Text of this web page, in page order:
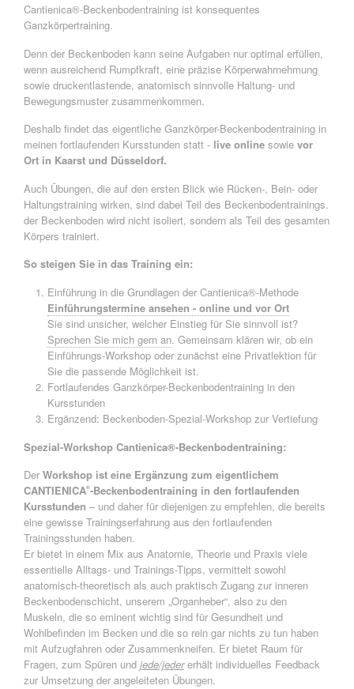
Cantienica®-Beckenbodentraining ist konsequentes
Ganzkörpertraining.
Denn der Beckenboden kann seine Aufgaben nur optimal erfüllen,
wenn ausreichend Rumpfkraft, eine präzise Körperwahrnehmung
sowie druckentlastende, anatomisch sinnvolle Haltung- und
Bewegungsmuster zusammenkommen.
Deshalb findet das eigentliche Ganzkörper-Beckenbodentraining in
meinen fortlaufenden Kursstunden statt - live onlinesowie vor
Ort in Kaarst und Düsseldorf.
Auch Übungen, die auf den ersten Blick wie Rücken-, Bein- oder
Haltungstraining wirken, sind dabei Teil des Beckenbodentrainings.
der Beckenboden wird nicht isoliert, sondern als Teil des gesamten
Körpers trainiert.
So steigen Sie in das Training ein:
Einführung in die Grundlagen der Cantienica®-Methode
Einführungstermine ansehen - online und vor Ort
Sie sind unsicher, welcher Einstieg für Sie sinnvoll ist?
Sprechen Sie mich gern an. Gemeinsam klären wir, ob ein
Einführungs-Workshop oder zunächst eine Privatlektion für
Sie die passende Möglichkeit ist.
Fortlaufendes Ganzkörper-Beckenbodentraining in den
Kursstunden
Ergänzend: Beckenboden-Spezial-Workshop zur Vertiefung
Spezial-Workshop Cantienica®-Beckenbodentraining:
Der Workshop ist eine Ergänzung zum eigentlichem
CANTIENICA®-Beckenbodentraining in den fortlaufenden
Kursstunden – und daher für diejenigen zu empfehlen, die bereits
eine gewisse Trainingserfahrung aus den fortlaufenden
Trainingsstunden haben.
Er bietet in einem Mix aus Anatomie, Theorie und Praxis viele
essentielle Alltags- und Trainings-Tipps, vermittelt sowohl
anatomisch-theoretisch als auch praktisch Zugang zur inneren
Beckenbodenschicht, unserem „Organheber“, also zu den
Muskeln, die so eminent wichtig sind für Gesundheit und
Wohlbefinden im Becken und die so rein gar nichts zu tun haben
mit Aufzugfahren oder Zusammenkneifen. Er bietet Raum für
Fragen, zum Spüren und jede/jedererhält individuelles Feedback
zur Umsetzung der angeleiteten Übungen.